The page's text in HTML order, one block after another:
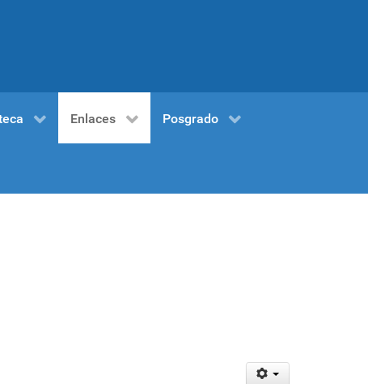
Enlaces Posgrado